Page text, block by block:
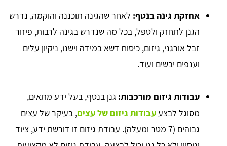
אחזקת גינה בנטף: לאחר שהגינה תוכננה והוקמה, נדרש
הגנן לתחזק ולטפל, בכל מה שנדרש בגינה לרבות, פיזור
זבל אורגני, גיזום, כיסוח דשא במידה וישנו, ניקיון עלים
וענפים יבשים ועוד.
עבודות גיזום מורכבות: גנן בנטף, בעל ידע מתאים,
מסוגל לבצעעבודות גיזום של עצים, בעיקר של עצים
גבוהים (7 מטר ומעלה). עבודת גיזום זו דורשת ידע, ציוד